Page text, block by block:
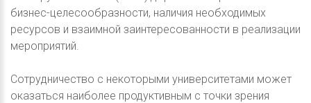
бизнес-целесообразности, наличия необходимых
ресурсов и взаимной заинтересованности в реализации
мероприятий.
Сотрудничество с некоторыми университетами может
оказаться наиболее продуктивным с точки зрения